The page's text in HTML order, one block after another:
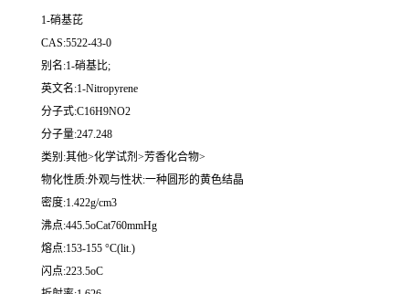
1-硝基芘
CAS:5522-43-0
别名:1-硝基比;
英文名:1-Nitropyrene
分子式:C16H9NO2
分子量:247.248
类别:其他>化学试剂>芳香化合物>
物化性质:外观与性状:一种圆形的黄色结晶
密度:1.422g/cm3
沸点:445.5oCat760mmHg
熔点:153-155 °C(lit.)
闪点:223.5oC